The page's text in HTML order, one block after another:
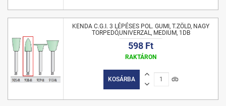
KENDA C.G.I. 3 LÉPÉSES POL. GUMI, T.ZÖLD, NAGY
TORPEDÓ,UNIVERZAL, MEDIUM, 1DB
598 Ft
RAKTÁRON
KOSÁRBA db